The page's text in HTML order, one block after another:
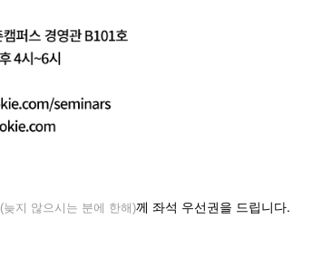
(늦지 않으시는 분에 한해)께 좌석 우선권을 드립니다.